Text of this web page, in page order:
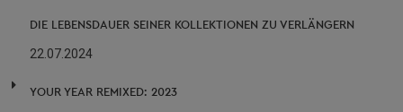
DIE LEBENSDAUER SEINER KOLLEKTIONEN ZU VERLÄNGERN
22.07.2024
YOUR YEAR REMIXED: 2023